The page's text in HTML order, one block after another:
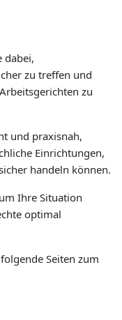
dabei,
zu treffen und
zu
und praxisnah,
Einrichtungen,
handeln können.
Ihre Situation
optimal
Seiten zum